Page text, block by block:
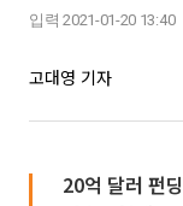
입력 2021-01-20 13:40
고대영 기자
20억 달러 펀